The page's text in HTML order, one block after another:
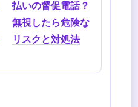
払いの督促電話？
無視したら危険な
リスクと対処法